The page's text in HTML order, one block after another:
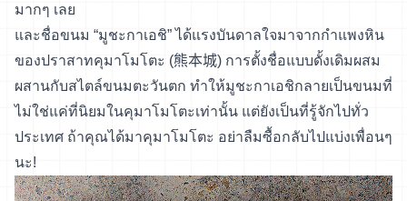
มากๆ เลย
และชื่อขนม “มูชะกาเอชิ” ได้แรงบันดาลใจมาจากกำแพงหิน
ของปราสาทคุมาโมโตะ (熊本城) การตั้งชื่อแบบดั้งเดิมผสม
ผสานกับสไตล์ขนมตะวันตก ทำให้มูชะกาเอชิกลายเป็นขนมที่
ไม่ใช่แค่ที่นิยมในคุมาโมโตะเท่านั้น แต่ยังเป็นที่รู้จักไปทั่ว
ประเทศ ถ้าคุณได้มาคุมาโมโตะ อย่าลืมซื้อกลับไปแบ่งเพื่อนๆ
นะ!